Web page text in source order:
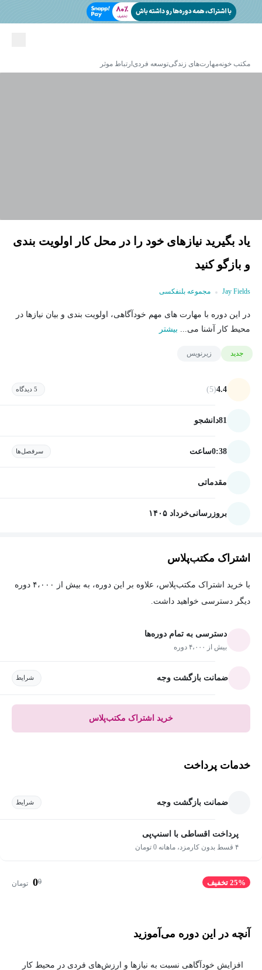
مکتب خونهمهارت‌های زندگیتوسعه فردی ارتباط موثر
یاد بگیرید نیازهای خود را در محل کار اولویت بندی
و بازگو کنید
Jay Fields مجموعه بلنفکسی
در این دوره با مهارت های مهم خودآگاهی، اولویت بندی و بیان نیازها در
محیط کار آشنا می... بیشتر
جدید زیرنویس
4.4
(5) 5 دیدگاه
81دانشجو
0:38ساعت سرفصل‌ها
مقدماتی
بروزرسانیخرداد ۱۴۰۵
اشتراک مکتب‌پلاس
با خرید اشتراک مکتب‌پلاس، علاوه بر این دوره، به بیش از ۴،۰۰۰ دوره
دیگر دسترسی خواهید داشت.
دسترسی به تمام دوره‌ها
بیش از ۴،۰۰۰ دوره
ضمانت بازگشت وجه شرایط
خرید اشتراک مکتب‌پلاس
خدمات پرداخت
ضمانت بازگشت وجه شرایط
پرداخت اقساطی با اسنپ‌پی
۴ قسط بدون کارمزد، ماهانه 0 تومان
25% تخفیف 0
0 تومان
آنچه در این دوره می‌آموزید
افزایش خودآگاهی نسبت به نیازها و ارزش‌های فردی در محیط کار